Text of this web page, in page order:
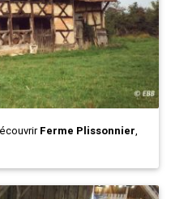
Ferme Plissonnier,